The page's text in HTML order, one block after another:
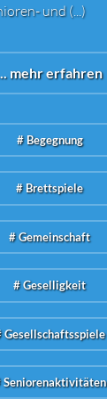
und (...)
mehr erfahren
# Begegnung
# Brettspiele
# Gemeinschaft
# Geselligkeit
Gesellschaftsspiele
Seniorenaktivitäten